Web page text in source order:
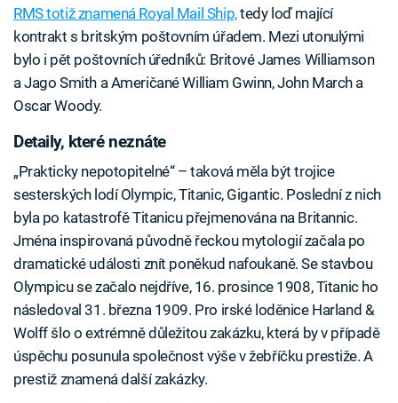
RMS totiž znamená Royal Mail Ship,tedy loď mající
kontrakt s britským poštovním úřadem. Mezi utonulými
bylo i pět poštovních úředníků: Britové James Williamson
a Jago Smith a Američané William Gwinn, John March a
Oscar Woody.
Detaily, které neznáte
„Prakticky nepotopitelné“ – taková měla být trojice
sesterských lodí Olympic, Titanic, Gigantic. Poslední z nich
byla po katastrofě Titanicu přejmenována na Britannic.
Jména inspirovaná původně řeckou mytologií začala po
dramatické události znít poněkud nafoukaně. Se stavbou
Olympicu se začalo nejdříve, 16. prosince 1908, Titanic ho
následoval 31. března 1909. Pro irské loděnice Harland &
Wolff šlo o extrémně důležitou zakázku, která by v případě
úspěchu posunula společnost výše v žebříčku prestiže. A
prestiž znamená další zakázky.